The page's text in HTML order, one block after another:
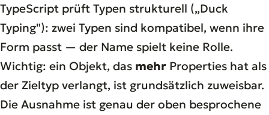
TypeScript prüft Typen strukturell („Duck
Typing"): zwei Typen sind kompatibel, wenn ihre
Form passt — der Name spielt keine Rolle.
Wichtig: ein Objekt, das mehr Properties hat als
der Zieltyp verlangt, ist grundsätzlich zuweisbar.
Die Ausnahme ist genau der oben besprochene